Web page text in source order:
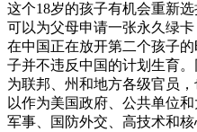
这个18岁的孩子有机会重新
可以为父母申请一张永久绿卡
在中国正在放开第二个孩子
子并不违反中国的计划生育
为联邦、州和地方各级官员
以作为美国政府、公共单位
军事、国防外交、高技术和